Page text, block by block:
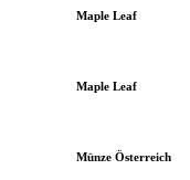
Maple Leaf
Maple Leaf
Münze Österreich